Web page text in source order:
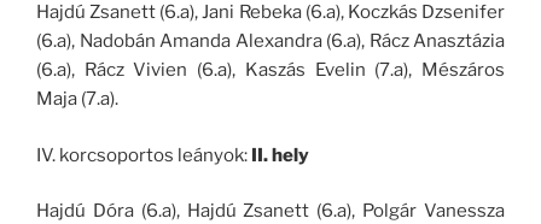
Hajdú Zsanett (6.a), Jani Rebeka (6.a), Koczkás Dzsenifer
(6.a), Nadobán Amanda Alexandra (6.a), Rácz Anasztázia
(6.a), Rácz Vivien (6.a), Kaszás Evelin (7.a), Mészáros
Maja (7.a).
IV. korcsoportos leányok: II. hely
Hajdú Dóra (6.a), Hajdú Zsanett (6.a), Polgár Vanessza